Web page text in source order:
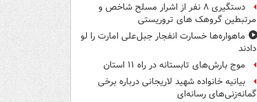
دستگیری ۸ نفر از اشرار مسلح شاخص و
مرتبطین گروهک های تروریستی
ماهواره‌ها خسارت انفجار جبل‌علی امارت را لو
دادند
موج بارش‌های تابستانه در راه ۱۱ استان
بیانیه خانواده شهید لاریجانی درباره برخی
گمانه‌زنی‌های رسانه‌ای